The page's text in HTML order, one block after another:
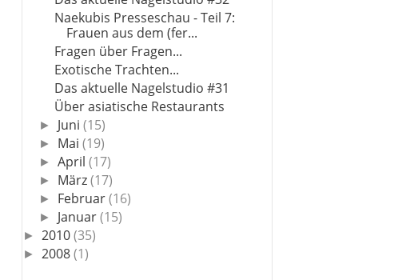
Naekubis Presseschau - Teil 7:
Frauen aus dem (fer...
Fragen über Fragen...
Exotische Trachten...
Das aktuelle Nagelstudio #31
Über asiatische Restaurants
► Juni (15)
► Mai (19)
► April (17)
► März(17)
► Februar(16)
► Januar(15)
► 2010(35)
► 2008(1)